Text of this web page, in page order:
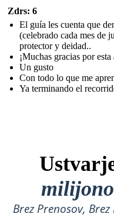
Zdrs: 6
El guía les cuenta que
(celebrado cada mes de
protector y deidad..
¡Muchas gracias por
Un gusto
Con todo lo que me
Ya terminando el
Brez Prenosov,